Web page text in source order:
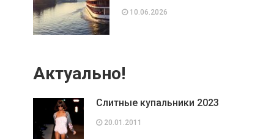
10.06.2026
Актуально!
Слитные купальники 2023
20.01.2011